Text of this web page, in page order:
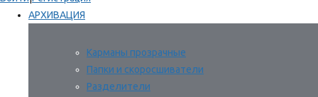
АРХИВАЦИЯ
Карманы прозрачные
Папки и скоросшиватели
Разделители